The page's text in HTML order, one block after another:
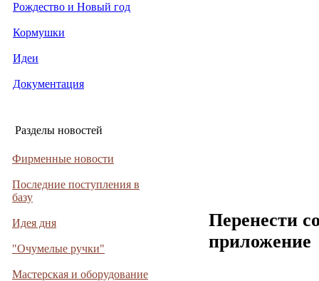
Рождество и Новый год
Кормушки
Идеи
Документация
Разделы новостей
Фирменные новости
Последние поступления в
базу
Идея дня
"Очумелые ручки"
Мастерская и оборудование
Перенести
приложение